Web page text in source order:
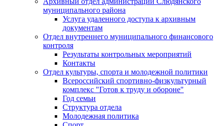
муниципального района
Услуга удаленного доступа к архивным
документам
Отдел внутреннего муниципального финансового
контроля
Результаты контрольных мероприятий
Контакты
Отдел культуры, спорта и молодежной политики
Всероссийский спортивно-физкультурный
комплекс "Готов к труду и обороне"
Год семьи
Структура отдела
Молодежная политика